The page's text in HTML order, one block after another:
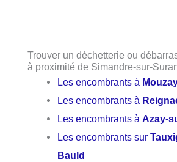
Trouver un déchetterie ou
à proximité de Simandre-sur-
Les encombrants à
Les encombrants à
Les encombrants àAzay-
Les encombrants sur
Bauld